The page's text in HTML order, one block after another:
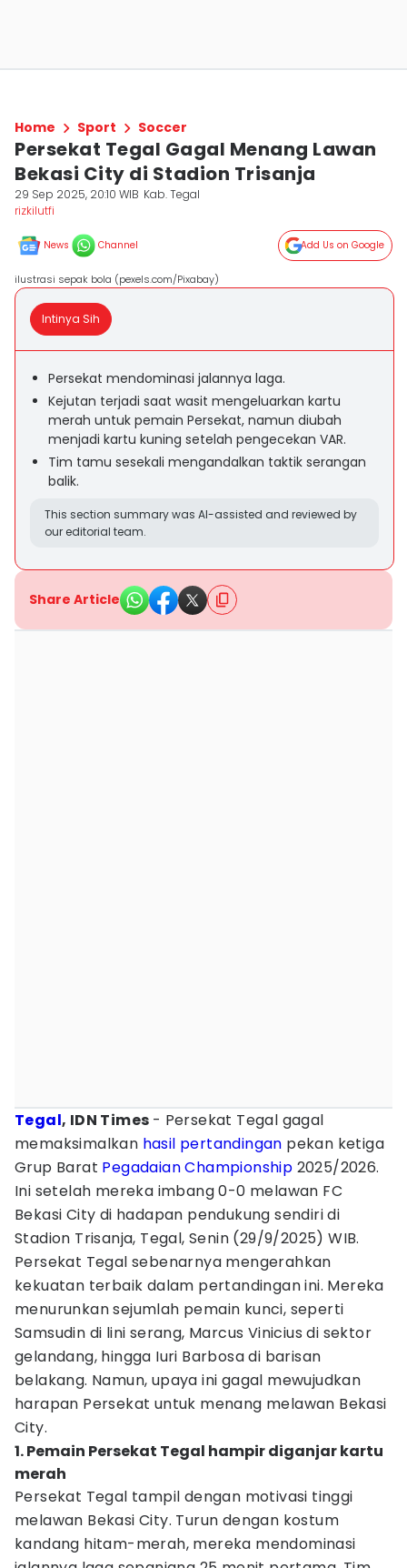
Home Sport Soccer
Persekat Tegal Gagal Menang Lawan
Bekasi City di Stadion Trisanja
29 Sep 2025, 20:10 WIB Kab. Tegal
rizkilutfi
News Channel Add Us on Google
ilustrasi sepak bola (pexels.com/Pixabay)
Intinya Sih
Persekat mendominasi jalannya laga.
Kejutan terjadi saat wasit mengeluarkan kartu
merah untuk pemain Persekat, namun diubah
menjadi kartu kuning setelah pengecekan VAR.
Tim tamu sesekali mengandalkan taktik serangan
balik.
This section summary was AI-assisted and reviewed by
our editorial team.
Share Article
Tegal, IDN Times - Persekat Tegal gagal
memaksimalkan hasil pertandingan pekan ketiga
Grup Barat Pegadaian Championship 2025/2026.
Ini setelah mereka imbang 0-0 melawan FC
Bekasi City di hadapan pendukung sendiri di
Stadion Trisanja, Tegal, Senin (29/9/2025) WIB.
Persekat Tegal sebenarnya mengerahkan
kekuatan terbaik dalam pertandingan ini. Mereka
menurunkan sejumlah pemain kunci, seperti
Samsudin di lini serang, Marcus Vinicius di sektor
gelandang, hingga Iuri Barbosa di barisan
belakang. Namun, upaya ini gagal mewujudkan
harapan Persekat untuk menang melawan Bekasi
City.
1. Pemain Persekat Tegal hampir diganjar kartu
merah
Persekat Tegal tampil dengan motivasi tinggi
melawan Bekasi City. Turun dengan kostum
kandang hitam-merah, mereka mendominasi